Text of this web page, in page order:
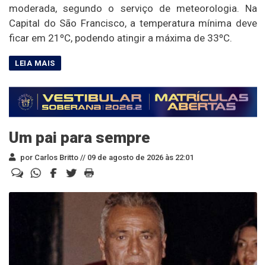
moderada, segundo o serviço de meteorologia. Na
Capital do São Francisco, a temperatura mínima deve
ficar em 21ºC, podendo atingir a máxima de 33ºC.
Um pai para sempre
por Carlos Britto // 09 de agosto de 2026 às 22:01